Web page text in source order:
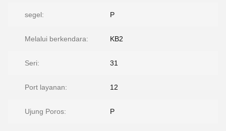
segel: P
Melalui berkendara: KB2
Seri: 31
Port layanan: 12
Ujung Poros: P